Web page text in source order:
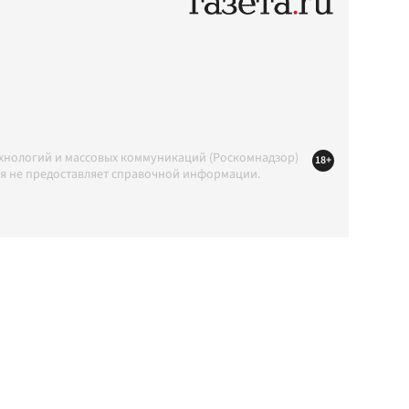
и массовых коммуникаций (Роскомнадзор)
не предоставляет справочной информации.
18+